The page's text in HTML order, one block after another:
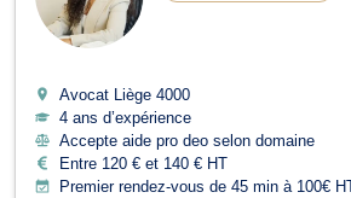
Avocat Liège 4000
4 ans d’expérience
Accepte aide pro deo selon domaine
Entre 120 € et 140 € HT
Premier rendez-vous de 45 min à 100€